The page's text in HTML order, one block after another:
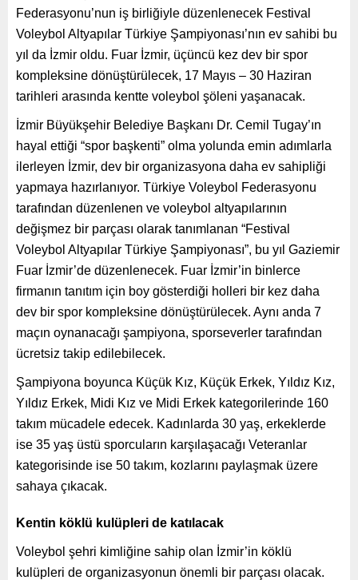
Federasyonu’nun iş birliğiyle düzenlenecek Festival
Voleybol Altyapılar Türkiye Şampiyonası’nın ev sahibi bu
yıl da İzmir oldu. Fuar İzmir, üçüncü kez dev bir spor
kompleksine dönüştürülecek, 17 Mayıs – 30 Haziran
tarihleri arasında kentte voleybol şöleni yaşanacak.
İzmir Büyükşehir Belediye Başkanı Dr. Cemil Tugay’ın
hayal ettiği “spor başkenti” olma yolunda emin adımlarla
ilerleyen İzmir, dev bir organizasyona daha ev sahipliği
yapmaya hazırlanıyor. Türkiye Voleybol Federasyonu
tarafından düzenlenen ve voleybol altyapılarının
değişmez bir parçası olarak tanımlanan “Festival
Voleybol Altyapılar Türkiye Şampiyonası”, bu yıl Gaziemir
Fuar İzmir’de düzenlenecek. Fuar İzmir’in binlerce
firmanın tanıtım için boy gösterdiği holleri bir kez daha
dev bir spor kompleksine dönüştürülecek. Aynı anda 7
maçın oynanacağı şampiyona, sporseverler tarafından
ücretsiz takip edilebilecek.
Şampiyona boyunca Küçük Kız, Küçük Erkek, Yıldız Kız,
Yıldız Erkek, Midi Kız ve Midi Erkek kategorilerinde 160
takım mücadele edecek. Kadınlarda 30 yaş, erkeklerde
ise 35 yaş üstü sporcuların karşılaşacağı Veteranlar
kategorisinde ise 50 takım, kozlarını paylaşmak üzere
sahaya çıkacak.
Kentin köklü kulüpleri de katılacak
Voleybol şehri kimliğine sahip olan İzmir’in köklü
kulüpleri de organizasyonun önemli bir parçası olacak.